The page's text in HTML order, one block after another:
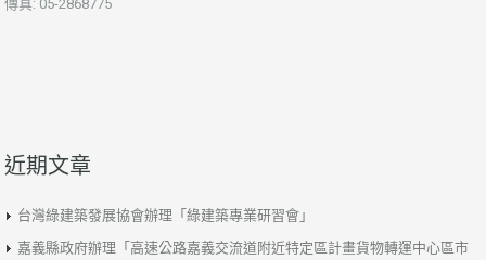
傳真: 05-2868775
近期文章
台灣綠建築發展協會辦理「綠建築專業研習會」
嘉義縣政府辦理「高速公路嘉義交流道附近特定區計畫貨物轉運中心區市